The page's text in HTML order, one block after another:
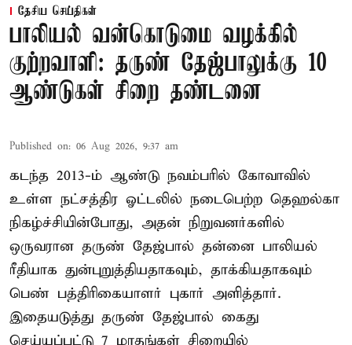
தேசிய செய்திகள்
பாலியல் வன்கொடுமை வழக்கில்
குற்றவாளி: தருண் தேஜ்பாலுக்கு 10
ஆண்டுகள் சிறை தண்டனை
Published on: 06 Aug 2026, 9:37 am
கடந்த 2013-ம் ஆண்டு நவம்பரில் கோவாவில்
உள்ள நட்சத்திர ஓட்டலில் நடைபெற்ற தெஹல்கா
நிகழ்ச்சியின்போது, அதன் நிறுவனர்களில்
ஒருவரான தருண் தேஜ்பால் தன்னை பாலியல்
ரீதியாக துன்புறுத்தியதாகவும், தாக்கியதாகவும்
பெண் பத்திரிகையாளர் புகார் அளித்தார்.
இதையடுத்து தருண் தேஜ்பால் கைது
செய்யப்பட்டு 7 மாதங்கள் சிறையில்